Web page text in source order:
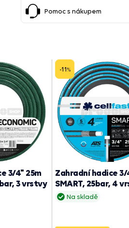
Pomoc s nákupem
3/4" 25m
3 vrstvy
-11%
Na skladě
Zahradní hadice 3/
SMART, 25bar, 4